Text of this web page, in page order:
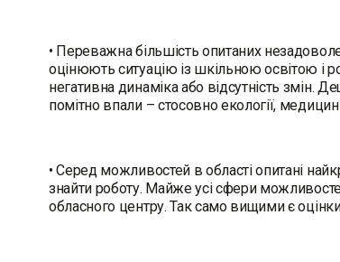
• Переважна більшість опитаних
оцінюють ситуацію із шкільною освітою і
негативна динаміка або відсутність змін.
помітно впали – стосовно екології,
• Серед можливостей в області опитані
знайти роботу. Майже усі сфери
обласного центру. Так само вищими є